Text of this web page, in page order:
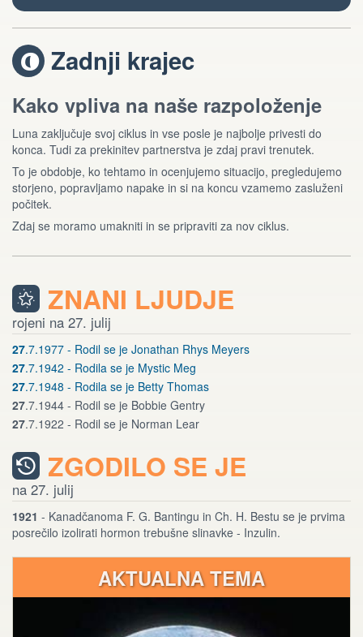
V Zadnji krajec
Kako vpliva na naše razpoloženje
Luna zaključuje svoj ciklus in vse posle je najbolje privesti do
konca. Tudi za prekinitev partnerstva je zdaj pravi trenutek.
To je obdobje, ko tehtamo in ocenjujemo situacijo, pregledujemo
storjeno, popravljamo napake in si na koncu vzamemo zasluženi
počitek.
Zdaj se moramo umakniti in se pripraviti za nov ciklus.
ZNANI LJUDJE
rojeni na 27. julij
27.7.1977 - Rodil se je Jonathan Rhys Meyers
27.7.1942 - Rodila se je Mystic Meg
27.7.1948 - Rodila se je Betty Thomas
27.7.1944 - Rodil se je Bobbie Gentry
27.7.1922 - Rodil se je Norman Lear
ZGODILO SE JE
na 27. julij
1921 - Kanadčanoma F. G. Bantingu in Ch. H. Bestu se je prvima
posrečilo izolirati hormon trebušne slinavke - Inzulin.
AKTUALNA TEMA